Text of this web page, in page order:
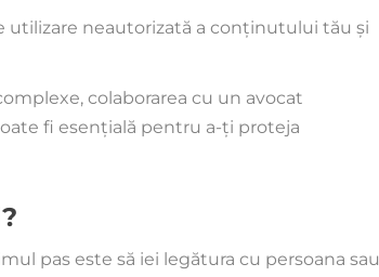
utilizare neautorizată a conținutului tău și
colaborarea cu un avocat
fi esențială pentru a-ți proteja
pas este să iei legătura cu persoana sau